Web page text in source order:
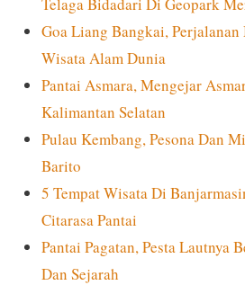
Goa Liang Bangkai,
Wisata Alam Dunia
Pantai Asmara, Mengejar
Kalimantan Selatan
Pulau Kembang, Pesona Dan
Barito
5 Tempat Wisata Di
Citarasa Pantai
Pantai Pagatan, Pesta Lautnya
Dan Sejarah